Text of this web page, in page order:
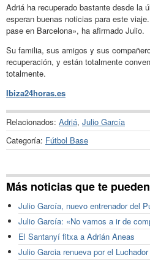
Adriá ha recuperado bastante desde la
esperan buenas noticias para este
pase en Barcelona», ha afirmado Julio.
Su familia, sus amigos y sus
recuperación, y están totalmente
totalmente.
Ibiza24horas.es
Relacionados: Adriá, Julio García
Categoría: Fútbol Base
Más noticias que te
Julio García, nuevo entrenador del
Julio García: «No vamos a ir de
El Santanyí fitxa a Adrián Aneas
Julio Garcia renueva por el Luchador